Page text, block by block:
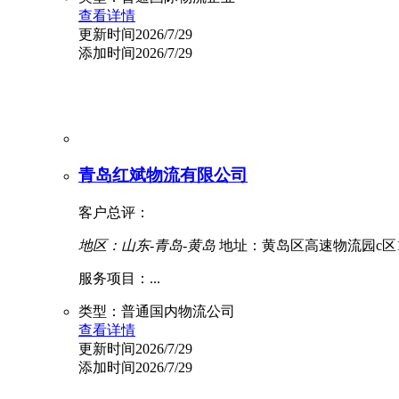
查看详情
更新时间2026/7/29
添加时间2026/7/29
青岛红斌物流有限公司
客户总评：
地区：山东-青岛-黄岛 地址：黄岛区高速物流园c区
服务项目：...
类型：普通国内物流公司
查看详情
更新时间2026/7/29
添加时间2026/7/29